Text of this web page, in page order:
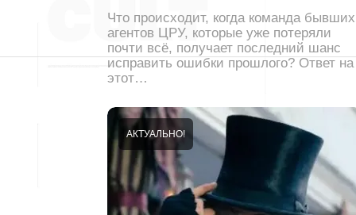
Что происходит, когда команда бывших
агентов ЦРУ, которые уже потеряли
почти всё, получает последний шанс
исправить ошибки прошлого? Ответ на
этот…
АКТУАЛЬНО!